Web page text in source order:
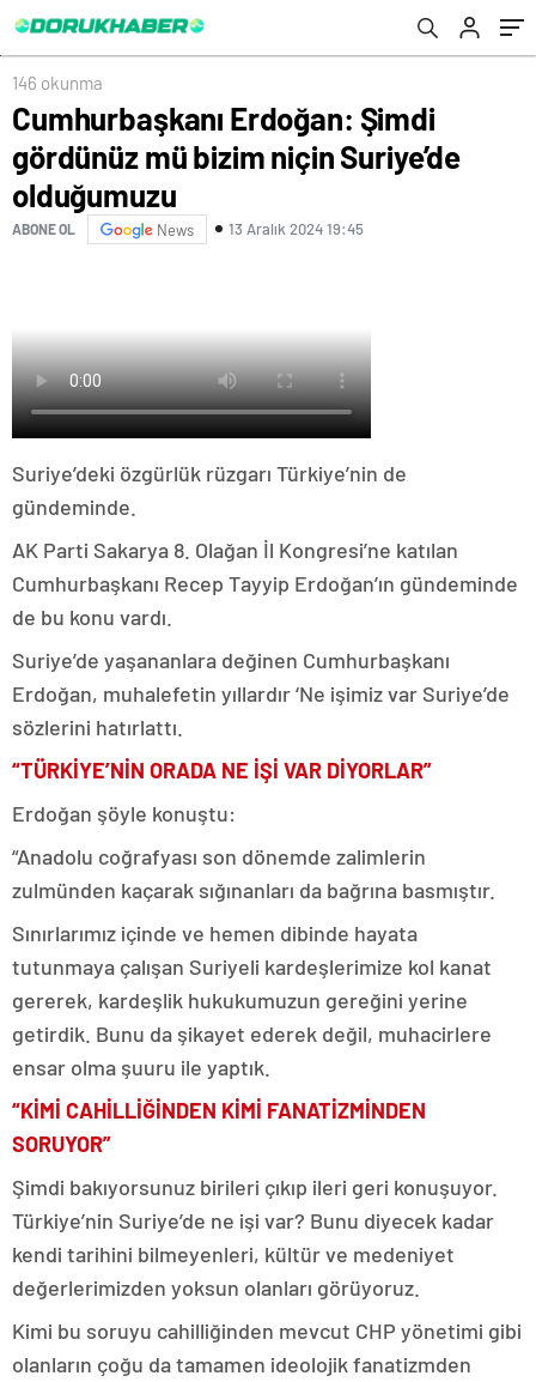
146 okunma
Cumhurbaşkanı Erdoğan: Şimdi
gördünüz mü bizim niçin Suriye’de
olduğumuzu
ABONE OL News 13 Aralık 2024 19:45
Suriye’deki özgürlük rüzgarı Türkiye’nin de
gündeminde.
AK Parti Sakarya 8. Olağan İl Kongresi’ne katılan
Cumhurbaşkanı Recep Tayyip Erdoğan’ın gündeminde
de bu konu vardı.
Suriye’de yaşananlara değinen Cumhurbaşkanı
Erdoğan, muhalefetin yıllardır ‘Ne işimiz var Suriye’de
sözlerini hatırlattı.
“TÜRKİYE’NİN ORADA NE İŞİ VAR DİYORLAR”
Erdoğan şöyle konuştu:
“Anadolu coğrafyası son dönemde zalimlerin
zulmünden kaçarak sığınanları da bağrına basmıştır.
Sınırlarımız içinde ve hemen dibinde hayata
tutunmaya çalışan Suriyeli kardeşlerimize kol kanat
gererek, kardeşlik hukukumuzun gereğini yerine
getirdik. Bunu da şikayet ederek değil, muhacirlere
ensar olma şuuru ile yaptık.
“KİMİ CAHİLLİĞİNDEN KİMİ FANATİZMİNDEN
SORUYOR”
Şimdi bakıyorsunuz birileri çıkıp ileri geri konuşuyor.
Türkiye’nin Suriye’de ne işi var? Bunu diyecek kadar
kendi tarihini bilmeyenleri, kültür ve medeniyet
değerlerimizden yoksun olanları görüyoruz.
Kimi bu soruyu cahilliğinden mevcut CHP yönetimi gibi
olanların çoğu da tamamen ideolojik fanatizmden